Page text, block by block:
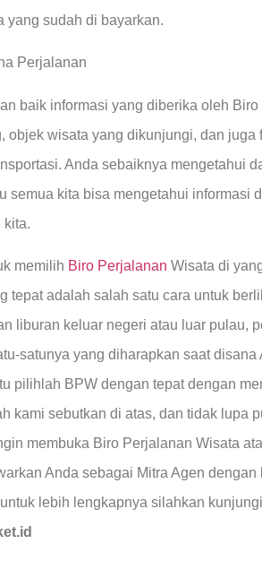
yang sudah di bayarkan.
Perjalanan
baik informasi yang diberika oleh
objek wisata yang dikunjungi, dan juga
Anda sebaiknya mengetahui
semua kita bisa mengetahui informasi
kita.
memilih Biro Perjalanan Wisata di
tepat adalah salah satu cara untuk
liburan keluar negeri atau luar pulau,
satunya yang diharapkan saat disana
pilihlah BPW dengan tepat dengan
kami sebutkan di atas, dan tidak lupa
membuka Biro Perjalanan Wisata
Anda sebagai Mitra Agen
lebih lengkapnya silahkan